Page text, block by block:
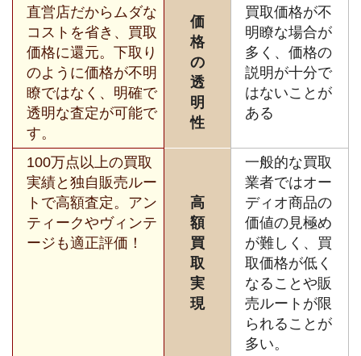
直営店だからムダな
コストを省き、買取
価格に還元。下取り
のように価格が不明
瞭ではなく、明確で
透明な査定が可能で
す。
価
格
の
透
明
性
買取価格が不
明瞭な場合が
多く、価格の
説明が十分で
はないことが
ある
100万点以上の買取
実績と独自販売ルー
トで高額査定。アン
ティークやヴィンテ
ージも適正評価！
高
額
買
取
実
現
一般的な買取
業者ではオー
ディオ商品の
価値の見極め
が難しく、買
取価格が低く
なることや販
売ルートが限
られることが
多い。